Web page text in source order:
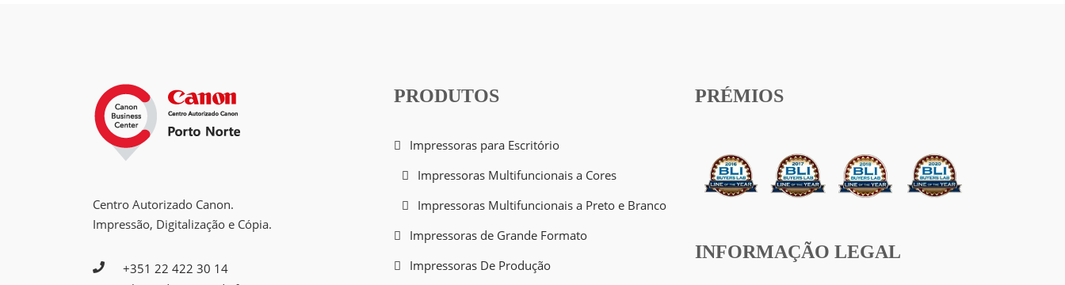
Centro Autorizado Canon.
Impressão, Digitalização e Cópia.
+351 22 422 30 14
PRODUTOS
Impressoras para Escritório
Impressoras Multifuncionais a Cores
Impressoras Multifuncionais a Preto e Branco
Impressoras de Grande Formato
Impressoras De Produção
PRÉMIOS
INFORMAÇÃO LEGAL